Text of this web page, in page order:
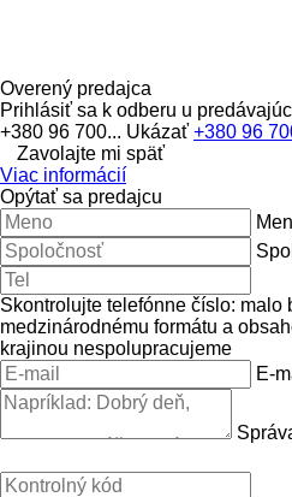
Overený predajca
Prihlásiť sa k odberu u
+380 96 700... Ukázať +380 96
Zavolajte mi späť
Viac informácií
Opýtať sa predajcu
Skontrolujte telefónne číslo: malo
medzinárodnému formátu a
krajinou nespolupracujeme
E-